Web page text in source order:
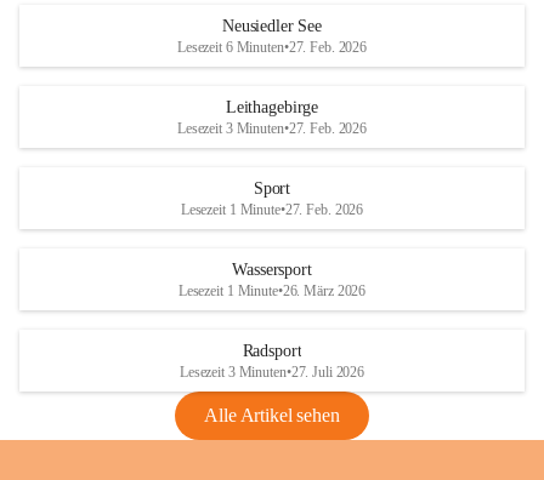
S
und den daraus folgenden wirtschaftlichen
Maßnahmen zur Bekämpfung
Rebe und der Amerikanischen
Anhang VBl. EU Nr. 18
1 Seite•1,4 MB
VBl. EU Nr. 18_2026
r
S
Neusiedler See
Lesezeit 6 Minuten•27. Feb. 2026
Leithagebirge
Lesezeit 3 Minuten•27. Feb. 2026
Sport
Lesezeit 1 Minute•27. Feb. 2026
Wassersport
Lesezeit 1 Minute•26. März 2026
Radsport
Lesezeit 3 Minuten•27. Juli 2026
Alle Artikel sehen